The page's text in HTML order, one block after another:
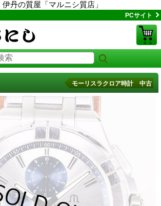
丹の質屋「マルニシ質店」
PCサイト
モーリスラクロア時計 中古